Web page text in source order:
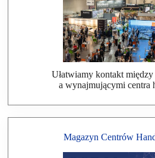
Ułatwiamy kontakt
a wynajmującymi centra
Magazyn Centrów